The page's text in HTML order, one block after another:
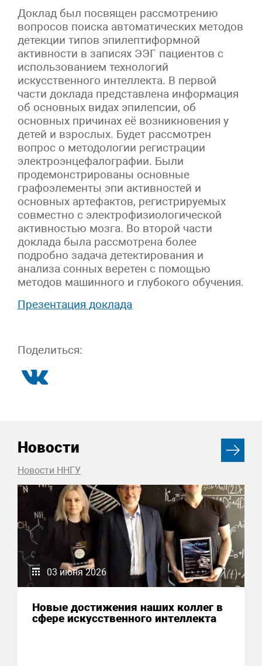
Доклад был посвящен рассмотрению
вопросов поиска автоматических методов
детекции типов эпилептиформной
активности в записях ЭЭГ пациентов с
использованием технологий
искусственного интеллекта. В первой
части доклада представлена информация
об основных видах эпилепсии, об
основных причинах её возникновения у
детей и взрослых. Будет рассмотрен
вопрос о методологии регистрации
электроэнцефалографии. Были
продемонстрированы основные
графоэлементы эпи активностей и
основных артефактов, регистрируемых
совместно с электрофизиологической
активностью мозга. Во второй части
доклада была рассмотрена более
подробно задача детектирования и
анализа сонных веретен с помощью
методов машинного и глубокого обучения.
Презентация доклада
Поделиться:
Новости
Новости ННГУ
03 июня 2026
Новые достижения наших коллег в
сфере искусственного интеллекта